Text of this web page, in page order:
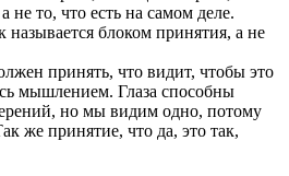
не то, что есть на самом деле.
называется блоком принятия, а не
принять, что видит, чтобы это
мышлением. Глаза способны
но мы видим одно, потому
же принятие, что да, это так,